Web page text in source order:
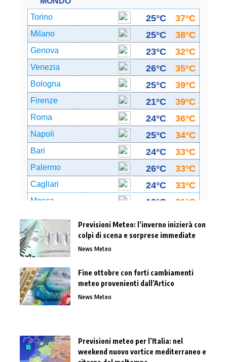
Previsioni Meteo: l’inverno inizierà con
colpi di scena e sorprese immediate
News Meteo
Fine ottobre con forti cambiamenti
meteo provenienti dall’Artico
News Meteo
Previsioni meteo per l’Italia: nel
weekend nuovo vortice mediterraneo e